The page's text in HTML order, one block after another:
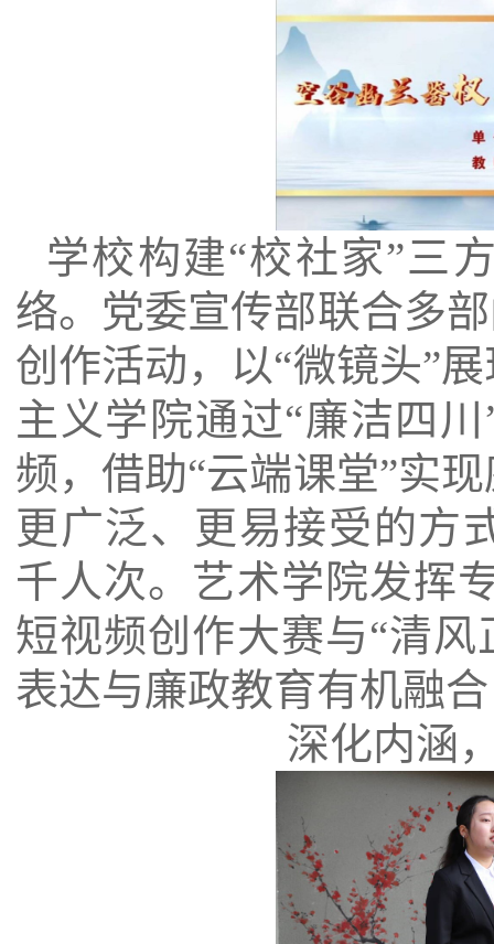
学校构建“校社家”三
络。党委宣传部联合多
创作活动，以“微镜头”
主义学院通过“廉洁四
频，借助“云端课堂”实
更广泛、更易接受的方
千人次。艺术学院发挥
短视频创作大赛与“清
表达与廉政教育有机融
深化内涵